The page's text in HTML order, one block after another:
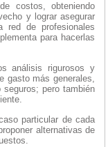
costos, obteniendo
y lograr asegurar
red de profesionales
para hacerlas
análisis rigurosos y
gasto más generales,
pero también
particular de cada
alternativas de